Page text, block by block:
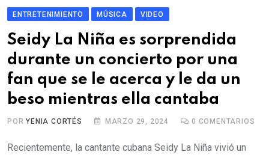
ENTRETENIMIENTO MÚSICA VIDEO
Seidy La Niña es sorprendida
durante un concierto por una
fan que se le acerca y le da un
beso mientras ella cantaba
PORYENIA CORTÉS MARZO 29, 2024 0 COMENTARIOS
Recientemente, la cantante cubana Seidy La Niña vivió un